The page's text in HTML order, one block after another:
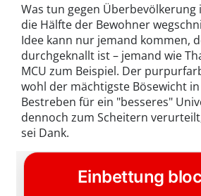
Was tun gegen Überbevölkerung
die Hälfte der Bewohner
Idee kann nur jemand kommen,
durchgeknallt ist – jemand wie
MCU zum Beispiel. Der
wohl der mächtigste Bösewicht
Bestreben für ein "besseres"
dennoch zum Scheitern
sei Dank.